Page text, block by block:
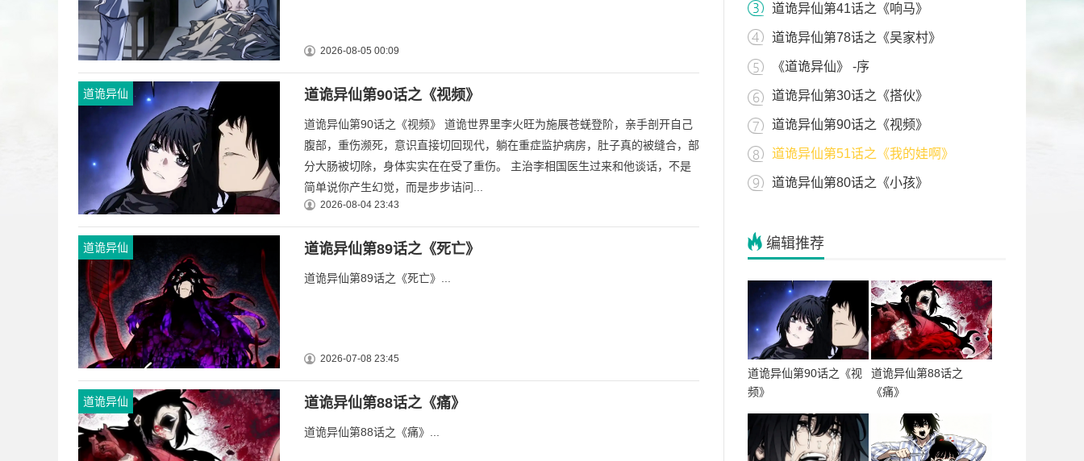
2026-08-05 00:09
道诡异仙 道诡异仙第90话之《视频》
道诡异仙第90话之《视频》 道诡世界里李火旺为施展苍蜣登阶，亲手剖开自己
腹部，重伤濒死，意识直接切回现代，躺在重症监护病房，肚子真的被缝合，部
分大肠被切除，身体实实在在受了重伤。 主治李相国医生过来和他谈话，不是
简单说你产生幻觉，而是步步诘问...
2026-08-04 23:43
道诡异仙 道诡异仙第89话之《死亡》
道诡异仙第89话之《死亡》...
2026-07-08 23:45
道诡异仙 道诡异仙第88话之《痛》
道诡异仙第88话之《痛》...
道诡异仙第41话之《响马》
道诡异仙第78话之《吴家村》
《道诡异仙》 -序
道诡异仙第30话之《搭伙》
道诡异仙第90话之《视频》
道诡异仙第51话之《我的娃啊》
道诡异仙第80话之《小孩》
编辑推荐
道诡异仙第90话之《视
频》
道诡异仙第88话之
《痛》